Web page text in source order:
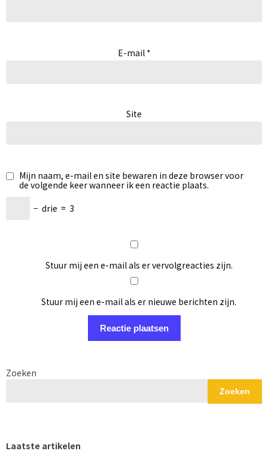
E-mail *
Site
Mijn naam, e-mail en site bewaren in deze browser voor
de volgende keer wanneer ik een reactie plaats.
− drie = 3
Stuur mij een e-mail als er vervolgreacties zijn.
Stuur mij een e-mail als er nieuwe berichten zijn.
Zoeken
Zoeken
Laatste artikelen